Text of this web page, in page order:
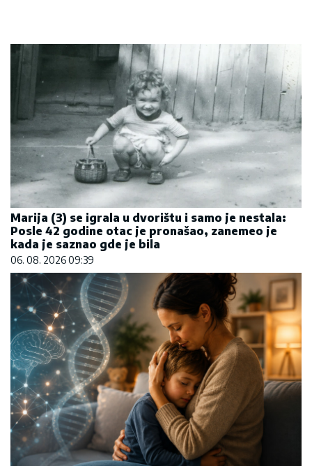
Marija (3) se igrala u dvorištu i samo je nestala:
Posle 42 godine otac je pronašao, zanemeo je
kada je saznao gde je bila
06. 08. 2026 09:39